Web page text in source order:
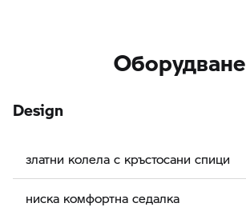
Оборудване
Design
златни колела с кръстосани спици
ниска комфортна седалка